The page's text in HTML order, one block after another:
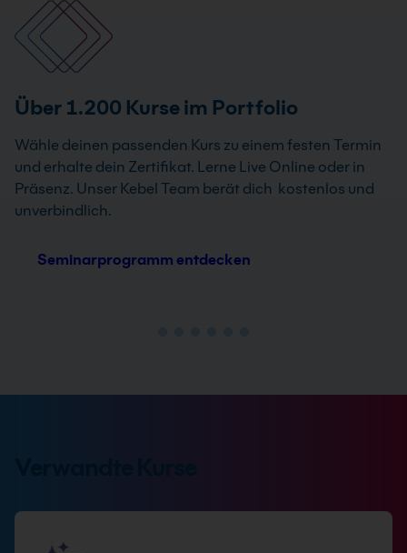
Über 1.200 Kurse im Portfolio
Wähle deinen passenden Kurs zu einem festen Termin
und erhalte dein Zertifikat. Lerne Live Online oder in
Präsenz. Unser Kebel Team berät dich kostenlos und
unverbindlich.
Seminarprogramm entdecken